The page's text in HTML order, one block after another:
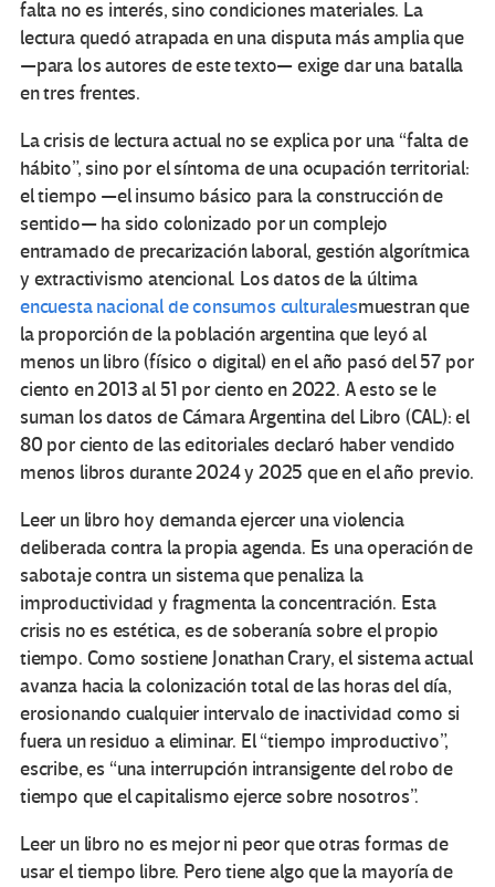
falta no es interés, sino condiciones materiales. La
lectura quedó atrapada en una disputa más amplia que
—para los autores de este texto— exige dar una batalla
en tres frentes.
La crisis de lectura actual no se explica por una “falta de
hábito”, sino por el síntoma de una ocupación territorial:
el tiempo —el insumo básico para la construcción de
sentido— ha sido colonizado por un complejo
entramado de precarización laboral, gestión algorítmica
y extractivismo atencional. Los datos de la última
encuesta nacional de consumos culturalesmuestran que
la proporción de la población argentina que leyó al
menos un libro (físico o digital) en el año pasó del 57 por
ciento en 2013 al 51 por ciento en 2022. A esto se le
suman los datos de Cámara Argentina del Libro (CAL): el
80 por ciento de las editoriales declaró haber vendido
menos libros durante 2024 y 2025 que en el año previo.
Leer un libro hoy demanda ejercer una violencia
deliberada contra la propia agenda. Es una operación de
sabotaje contra un sistema que penaliza la
improductividad y fragmenta la concentración. Esta
crisis no es estética, es de soberanía sobre el propio
tiempo. Como sostiene Jonathan Crary, el sistema actual
avanza hacia la colonización total de las horas del día,
erosionando cualquier intervalo de inactividad como si
fuera un residuo a eliminar. El “tiempo improductivo”,
escribe, es “una interrupción intransigente del robo de
tiempo que el capitalismo ejerce sobre nosotros”.
Leer un libro no es mejor ni peor que otras formas de
usar el tiempo libre. Pero tiene algo que la mayoría de